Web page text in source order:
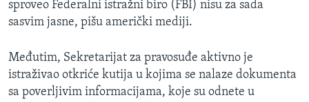
sproveo Federalni istražni biro (FBI) nisu za sada
sasvim jasne, pišu američki mediji.
Međutim, Sekretarijat za pravosuđe aktivno je
istraživao otkriće kutija u kojima se nalaze dokumenta
sa poverljivim informacijama, koje su odnete u